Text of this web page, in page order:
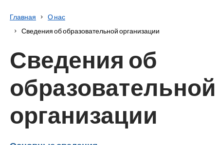
Главная
О нас
Сведения об образовательной организации
Сведения об
образовательной
организации